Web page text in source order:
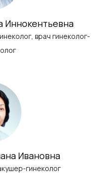
Иннокентьевна
врач гинеколог-
Ивановна
гинеколог